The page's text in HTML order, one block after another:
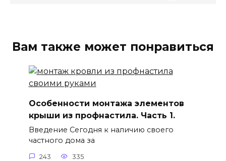
Вам также может понравиться
Особенности монтажа элементов
крыши из профнастила. Часть 1.
Введение Сегодня к наличию своего
частного дома за
243 335